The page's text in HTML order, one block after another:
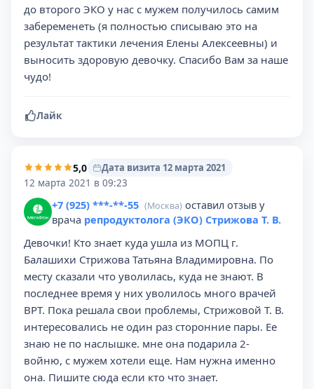
до второго ЭКО у нас с мужем получилось самим
забеременеть (я полностью списываю это на
результат тактики лечения Елены Алексеевны) и
выносить здоровую девочку. Спасибо Вам за наше
чудо!
Лайк
5,0
Дата визита 12 марта 2021
12 марта 2021 в 09:23
+7 (925) ***-**-55 (Москва) оставил отзыв у
врача репродуктолога (ЭКО) Стрижова Т. В.
Девочки! Кто знает куда ушла из МОПЦ г.
Балашихи Стрижова Татьяна Владимировна. По
месту сказали что уволилась, куда не знают. В
последнее время у них уволилось много врачей
ВРТ. Пока решала свои проблемы, Стрижовой Т. В.
интересовались не один раз сторонние пары. Ее
знаю не по наслышке. мне она подарила 2-
войню, с мужем хотели еще. Нам нужна именно
она. Пишите сюда если кто что знает.